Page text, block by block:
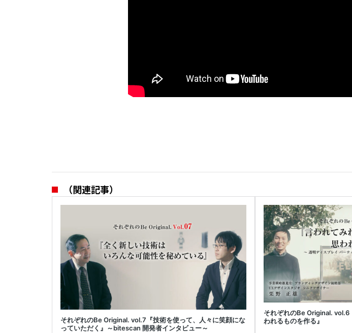
（関連記事）